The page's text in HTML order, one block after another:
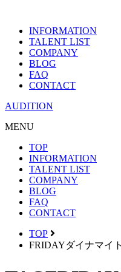
INFORMATION
TALENT LIST
COMPANY
BLOG
FAQ
CONTACT
AUDITION
MENU
TOP
INFORMATION
TALENT LIST
COMPANY
BLOG
FAQ
CONTACT
TOP
FRIDAYダイナマイト